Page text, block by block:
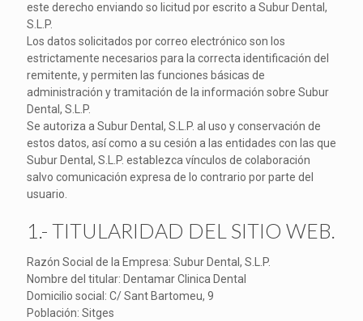
este derecho enviando so licitud por escrito a Subur Dental,
S.L.P.
Los datos solicitados por correo electrónico son los
estrictamente necesarios para la correcta identificación del
remitente, y permiten las funciones básicas de
administración y tramitación de la información sobre Subur
Dental, S.L.P.
Se autoriza a Subur Dental, S.L.P. al uso y conservación de
estos datos, así como a su cesión a las entidades con las que
Subur Dental, S.L.P. establezca vínculos de colaboración
salvo comunicación expresa de lo contrario por parte del
usuario.
1.- TITULARIDAD DEL SITIO WEB.
Razón Social de la Empresa: Subur Dental, S.L.P.
Nombre del titular: Dentamar Clinica Dental
Domicilio social: C/ Sant Bartomeu, 9
Población: Sitges